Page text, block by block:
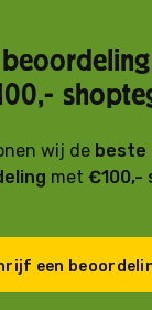
wij de beste
met €100,-
een